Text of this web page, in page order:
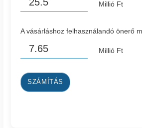
Millió Ft
A vásárláshoz felhasználandó önerő
Millió Ft
SZÁMÍTÁS